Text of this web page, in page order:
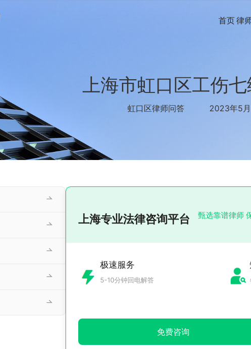
首页律
上海市虹口区工伤
虹口区律师问答 2023年5
上海专业法律咨询平台 甄选靠谱律师
极速服务
5-10分钟回电解答
免费咨询